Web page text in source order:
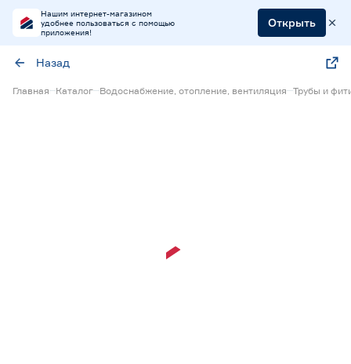
Нашим интернет-магазином
удобнее пользоваться с помощью
приложения!
Открыть
Назад
Главная Каталог Водоснабжение, отопление, вентиляция Трубы и